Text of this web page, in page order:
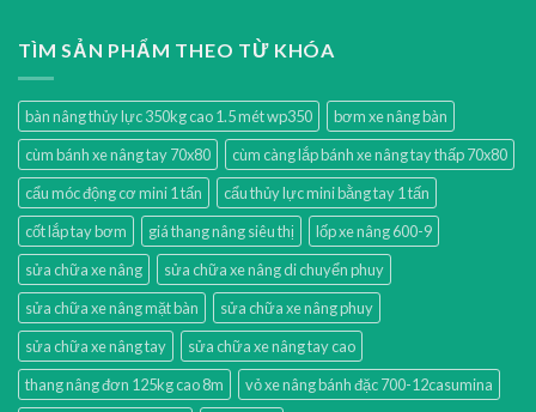
TÌM SẢN PHẨM THEO TỪ KHÓA
bàn nâng thủy lực 350kg cao 1.5 mét wp350
bơm xe nâng bàn
cùm bánh xe nâng tay 70x80
cùm càng lắp bánh xe nâng tay thấp 70x80
cẩu móc động cơ mini 1 tấn
cẩu thủy lực mini bằng tay 1 tấn
cốt lắp tay bơm
giá thang nâng siêu thị
lốp xe nâng 600-9
sửa chữa xe nâng
sửa chữa xe nâng di chuyển phuy
sửa chữa xe nâng mặt bàn
sửa chữa xe nâng phuy
sửa chữa xe nâng tay
sửa chữa xe nâng tay cao
thang nâng đơn 125kg cao 8m
vỏ xe nâng bánh đặc 700-12casumina